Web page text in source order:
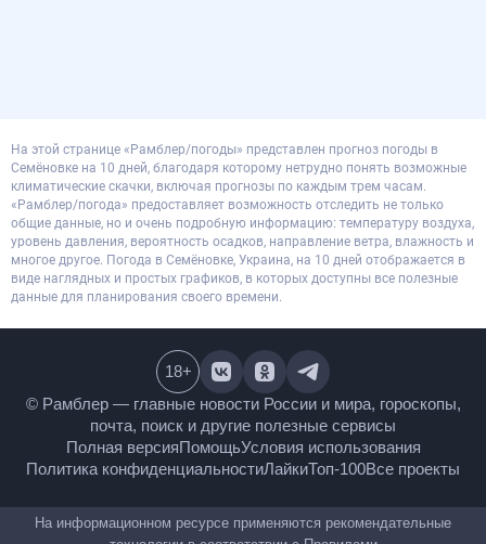
На этой странице «Рамблер/погоды» представлен прогноз погоды в
Семёновке на 10 дней, благодаря которому нетрудно понять возможные
климатические скачки, включая прогнозы по каждым трем часам.
«Рамблер/погода» предоставляет возможность отследить не только
общие данные, но и очень подробную информацию: температуру воздуха,
уровень давления, вероятность осадков, направление ветра, влажность и
многое другое. Погода в Семёновке, Украина, на 10 дней отображается в
виде наглядных и простых графиков, в которых доступны все полезные
данные для планирования своего времени.
© Рамблер — главные новости России и мира,
гороскопы, почта, поиск и другие полезные сервисы
Полная версияПомощьУсловия использования
Политика конфиденциальностиЛайкиТоп-100
18+